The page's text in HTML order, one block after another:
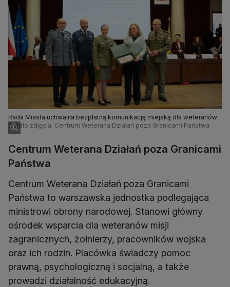
Rada Miasta uchwaliła bezpłatną komunikację miejską dla weteranów
Źródło zdjęcia: Centrum Weterana Działań poza Granicami Państwa
Centrum Weterana Działań poza Granicami
Państwa
Centrum Weterana Działań poza Granicami
Państwa to warszawska jednostka podlegająca
ministrowi obrony narodowej. Stanowi główny
ośrodek wsparcia dla weteranów misji
zagranicznych, żołnierzy, pracowników wojska
oraz ich rodzin. Placówka świadczy pomoc
prawną, psychologiczną i socjalną, a także
prowadzi działalność edukacyjną.